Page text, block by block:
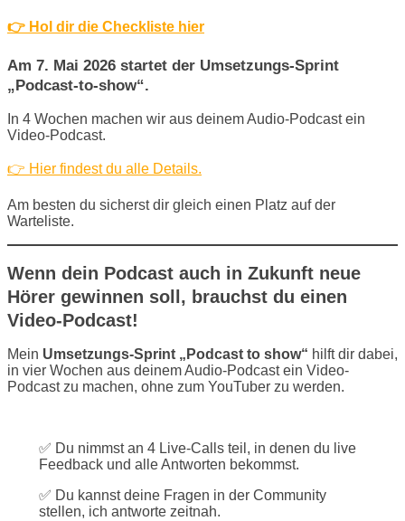
👉 Hol dir die Checkliste hier
Am 7. Mai 2026 startet der Umsetzungs-Sprint
„Podcast-to-show“.
In 4 Wochen machen wir aus deinem Audio-Podcast ein
Video-Podcast.
👉 Hier findest du alle Details.
Am besten du sicherst dir gleich einen Platz auf der
Warteliste.
Wenn dein Podcast auch in Zukunft neue
Hörer gewinnen soll, brauchst du einen
Video-Podcast!
Mein Umsetzungs-Sprint „Podcast to show“ hilft dir dabei,
in vier Wochen aus deinem Audio-Podcast ein Video-
Podcast zu machen, ohne zum YouTuber zu werden.
✅ Du nimmst an 4 Live-Calls teil, in denen du live
Feedback und alle Antworten bekommst.
✅ Du kannst deine Fragen in der Community
stellen, ich antworte zeitnah.